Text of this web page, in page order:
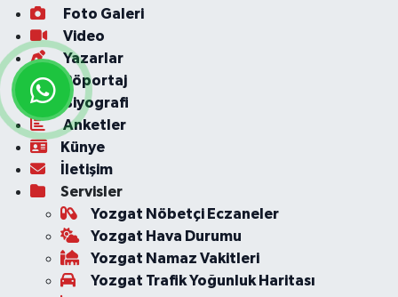
Foto Galeri
Video
Yazarlar
Röportaj
Biyografi
Anketler
Künye
İletişim
Servisler
Yozgat Nöbetçi Eczaneler
Yozgat Hava Durumu
Yozgat Namaz Vakitleri
Yozgat Trafik Yoğunluk Haritası